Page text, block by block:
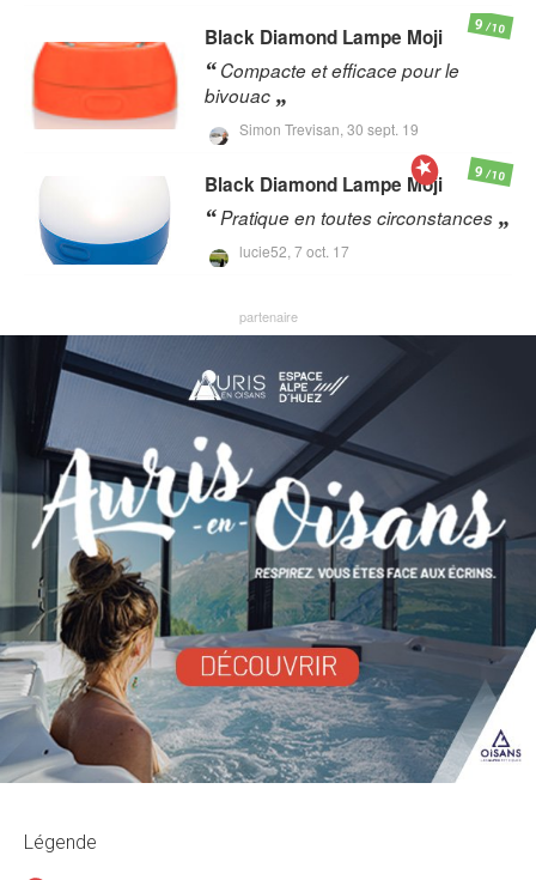
Black Diamond Lampe Moji
Compacte et efficace pour le
bivouac
Simon Trevisan, 30 sept. 19
9/10
Black Diamond Lampe Moji
Pratique en toutes circonstances
lucie52, 7 oct. 17
9/10
Légende